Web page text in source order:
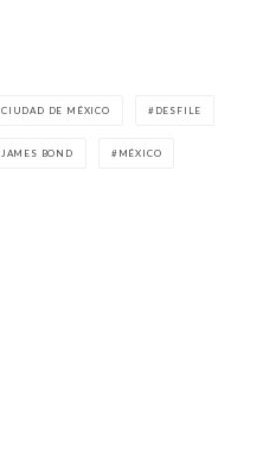
CIUDAD DE MÉXICO DESFILE
JAMES BOND MÉXICO